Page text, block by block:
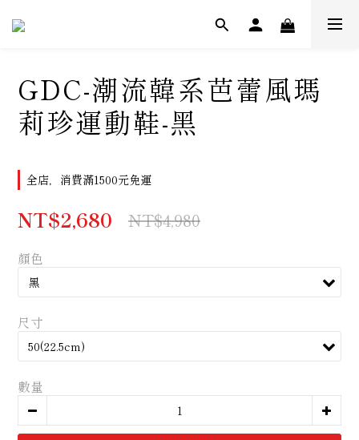
GDC-潮流韓系芭蕾風瑪
莉珍運動鞋-黑
全店，消費滿1500元免運
NT$2,680 NT$4,980
顏色
尺寸
數量